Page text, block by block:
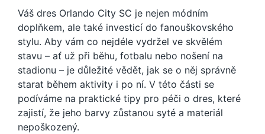
Váš dres Orlando City SC je nejen módním
doplňkem, ale také investicí do fanouškovského
stylu. Aby vám co nejdéle vydržel ve skvělém
stavu – ať už při běhu, fotbalu nebo nošení na
stadionu – je důležité vědět, jak se o něj správně
starat během aktivity i po ní. V této části se
podíváme na praktické tipy pro péči o dres, které
zajistí, že jeho barvy zůstanou syté a materiál
nepoškozený.